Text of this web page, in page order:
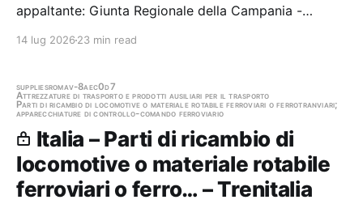
appaltante: Giunta Regionale della Campania -
14 lug 2026 23 min read
suppliesromav-8aec0d7
Attrezzature di trasporto e prodotti ausiliari per il trasporto
Parti di ricambio di locomotive o materiale rotabile ferroviari o ferrotranviari;
apparecchiature di controllo-comando ferroviario
Italia – Parti di ricambio di
locomotive o materiale rotabile
ferroviari o ferro… – Trenitalia